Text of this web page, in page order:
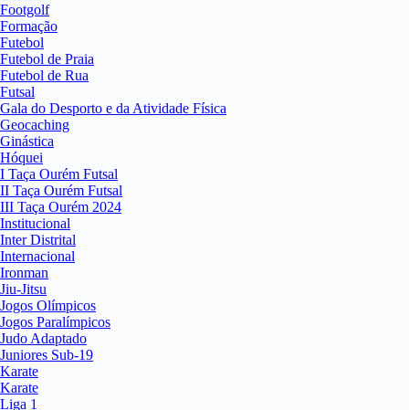
Footgolf
Formação
Futebol
Futebol de Praia
Futebol de Rua
Futsal
Gala do Desporto e da Atividade Física
Geocaching
Ginástica
Hóquei
I Taça Ourém Futsal
II Taça Ourém Futsal
III Taça Ourém 2024
Institucional
Inter Distrital
Internacional
Ironman
Jiu-Jitsu
Jogos Olímpicos
Jogos Paralímpicos
Judo Adaptado
Juniores Sub-19
Karate
Karate
Liga 1